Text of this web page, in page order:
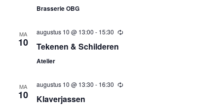
Brasserie OBG
MA
10
augustus 10 @ 13:00 - 15:30 Terugkerend
Tekenen & Schilderen
Atelier
MA
10
augustus 10 @ 13:30 - 16:30 Terugkerend
Klaverjassen